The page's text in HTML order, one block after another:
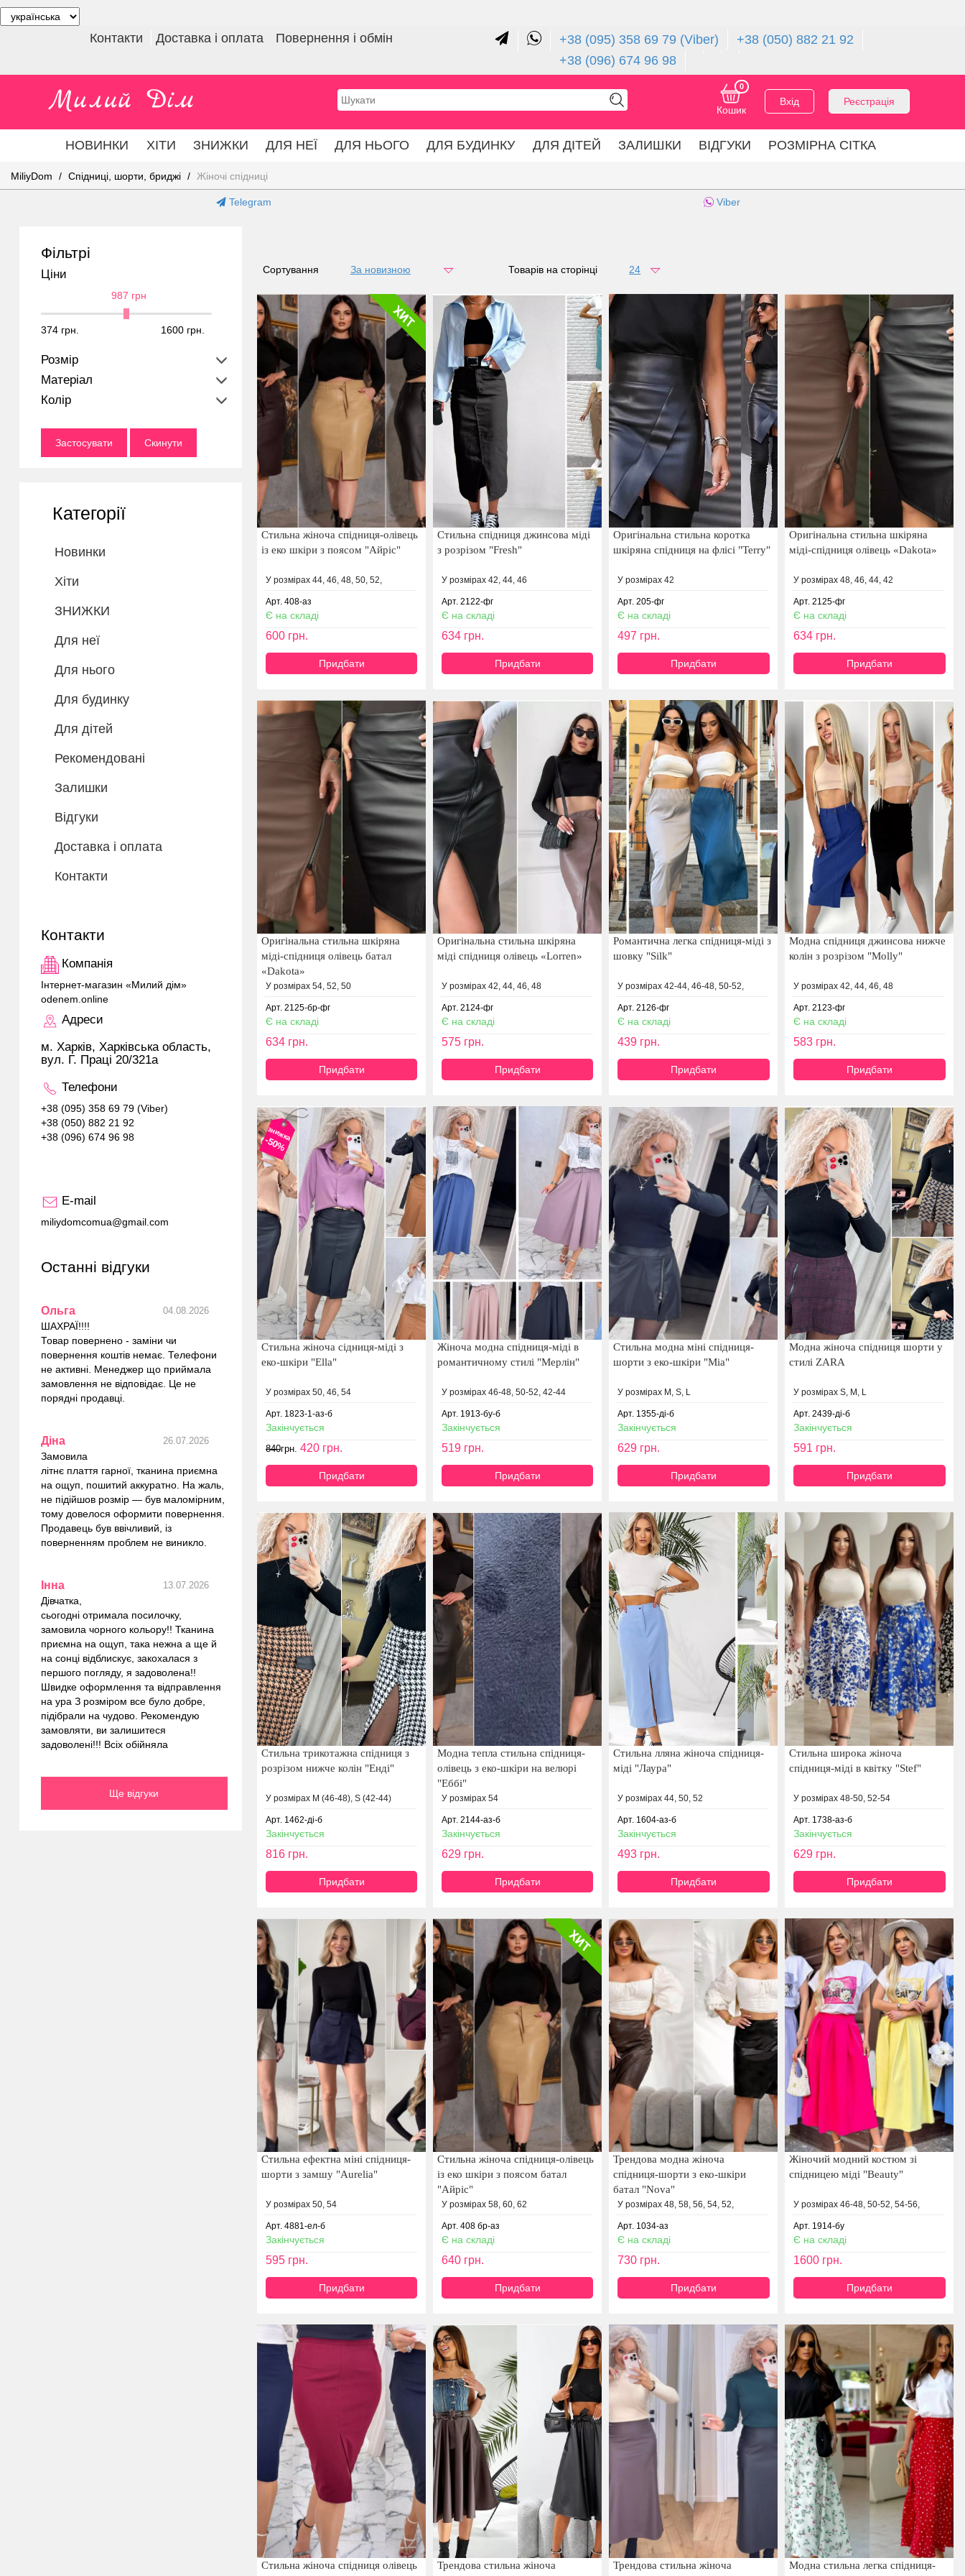
Контакти Доставка і оплата Повернення і обмін +38 (095) 358 69 79 (Viber)
+38 (050) 882 21 92
+38 (096) 674 96 98
Реєстрація
Вхід
Кошик
0
НОВИНКИ ХІТИ ЗНИЖКИ ДЛЯ НЕЇ ДЛЯ НЬОГО ДЛЯ БУДИНКУ ДЛЯ ДІТЕЙ ЗАЛИШКИ ВІДГУКИ РОЗМІРНА СІТКА
MiliyDom Спідниці, шорти, бриджі Жіночі спідниці
Telegram Viber
Фільтрі
Ціни
987 грн
374 грн. 1600 грн.
Розмір
Матеріал
Колір
Застосувати Скинути
Категорії
Новинки
Хіти
ЗНИЖКИ
Для неї
Для нього
Для будинку
Для дітей
Рекомендовані
Залишки
Відгуки
Доставка і оплата
Контакти
Контакти
Компанія
Інтернет-магазин «Милий дім»
odenem.online
Адреси
м. Харків, Харківська область,
вул. Г. Праці 20/321а
Телефони
+38 (095) 358 69 79 (Viber)
+38 (050) 882 21 92
+38 (096) 674 96 98
E-mail
miliydomcomua@gmail.com
Останні відгуки
Ольга 04.08.2026
ШАХРАЇ!!!!
Товар повернено - заміни чи
повернення коштів немає. Телефони
не активні. Менеджер що приймала
замовлення не відповідає. Це не
порядні продавці.
Діна 26.07.2026
Замовила
літнє плаття гарної, тканина приємна
на ощуп, пошитий аккуратно. На жаль,
не підійшов розмір — був маломірним,
тому довелося оформити повернення.
Продавець був ввічливий, із
поверненням проблем не виникло.
Інна 13.07.2026
Дівчатка,
сьогодні отримала посилочку,
замовила чорного кольору!! Тканина
приємна на ощуп, така нежна а ще й
на сонці відблискує, закохалася з
першого погляду, я задоволена!!
Швидке оформлення та відправлення
на ура З розміром все було добре,
підібрали на чудово. Рекомендую
замовляти, ви залишитеся
задоволені!!! Всіх обійняла
Ще відгуки
Сортування За новизною
за ціною Товарів на сторінці 24
48
Стильна жіноча спідниця-олівець
із еко шкіри з поясом "Айріс"
У розмірах 44, 46, 48, 50, 52,
Арт. 408-аз
Є на складі
600грн.
Придбати
Стильна спідниця джинсова міді
з розрізом "Fresh"
У розмірах 42, 44, 46
Арт. 2122-фг
Є на складі
634грн.
Придбати
Оригінальна стильна коротка
шкіряна спідниця на флісі "Terry"
У розмірах 42
Арт. 205-фг
Є на складі
497 грн.
Придбати
Оригінальна стильна шкіряна
міді-спідниця олівець «Dakota»
У розмірах 48, 46, 44, 42
Арт. 2125-фг
Є на складі
634 грн.
Придбати
Оригінальна стильна шкіряна
міді-спідниця олівець батал
«Dakota»
У розмірах 54, 52, 50
Арт. 2125-бр-фг
Є на складі
634грн.
Придбати
Оригінальна стильна шкіряна
міді спідниця олівець «Lorren»
У розмірах 42, 44, 46, 48
Арт. 2124-фг
Є на складі
575грн.
Придбати
Романтична легка спідниця-міді з
шовку "Silk"
У розмірах 42-44, 46-48, 50-52,
Арт. 2126-фг
Є на складі
439 грн.
Придбати
Модна спідниця джинсова нижче
колін з розрізом "Molly"
У розмірах 42, 44, 46, 48
Арт. 2123-фг
Є на складі
583 грн.
Придбати
знижка
-50%
Стильна жіноча сідниця-міді з
еко-шкіри "Ella"
У розмірах 50, 46, 54
Арт. 1823-1-аз-б
Закінчується
840грн. 420грн.
Придбати
Жіноча модна спідниця-міді в
романтичному стилі "Мерлін"
У розмірах 46-48, 50-52, 42-44
Арт. 1913-бу-б
Закінчується
519грн.
Придбати
Стильна модна міні спідниця-
шорти з еко-шкіри "Mia"
У розмірах M, S, L
Арт. 1355-ді-б
Закінчується
629 грн.
Придбати
Модна жіноча спідниця шорти у
стилі ZARA
У розмірах S, M, L
Арт. 2439-ді-б
Закінчується
591 грн.
Придбати
Стильна трикотажна спідниця з
розрізом нижче колін "Енді"
У розмірах M (46-48), S (42-44)
Арт. 1462-ді-б
Закінчується
816грн.
Придбати
Модна тепла стильна спідниця-
олівець з еко-шкіри на велюрі
"Еббі"
У розмірах 54
Арт. 2144-аз-б
Закінчується
629грн.
Придбати
Стильна лляна жіноча спідниця-
міді "Лаура"
У розмірах 44, 50, 52
Арт. 1604-аз-б
Закінчується
493 грн.
Придбати
Стильна широка жіноча
спідниця-міді в квітку "Stef"
У розмірах 48-50, 52-54
Арт. 1738-аз-б
Закінчується
629 грн.
Придбати
Стильна ефектна міні спідниця-
шорти з замшу "Aurelia"
У розмірах 50, 54
Арт. 4881-ел-б
Закінчується
595грн.
Придбати
Стильна жіноча спідниця-олівець
із еко шкіри з поясом батал
"Айріс"
У розмірах 58, 60, 62
Арт. 408 бр-аз
Є на складі
640грн.
Придбати
Трендова модна жіноча
спідниця-шорти з еко-шкіри
батал "Nova"
У розмірах 48, 58, 56, 54, 52,
Арт. 1034-аз
Є на складі
730 грн.
Придбати
Жіночий модний костюм зі
спідницею міді "Beauty"
У розмірах 46-48, 50-52, 54-56,
Арт. 1914-бу
Є на складі
1600 грн.
Придбати
Стильна жіноча спідниця олівець
Трендова стильна жіноча
Трендова стильна жіноча
Модна стильна легка спідниця-